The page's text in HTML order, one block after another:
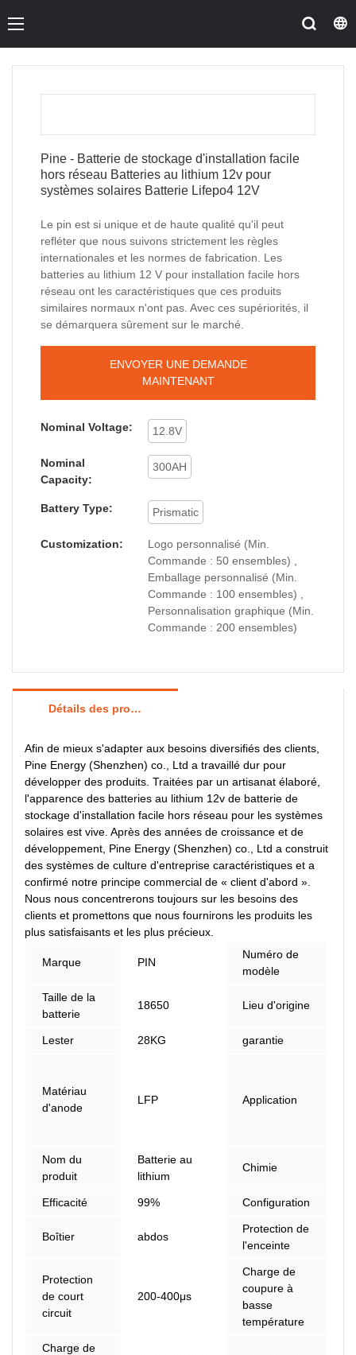
Pine - Batterie de stockage d'installation facile
hors réseau Batteries au lithium 12v pour
systèmes solaires Batterie Lifepo4 12V
Le pin est si unique et de haute qualité qu'il peut
refléter que nous suivons strictement les règles
internationales et les normes de fabrication. Les
batteries au lithium 12 V pour installation facile hors
réseau ont les caractéristiques que ces produits
similaires normaux n'ont pas. Avec ces supériorités, il
se démarquera sûrement sur le marché.
ENVOYER UNE DEMANDE
MAINTENANT
Nominal Voltage: 12.8V
Nominal
Capacity:
300AH
Battery Type: Prismatic
Customization:
Logo personnalisé (Min.
Commande : 50 ensembles) ,
Emballage personnalisé (Min.
Commande : 100 ensembles) ,
Personnalisation graphique (Min.
Commande : 200 ensembles)
Détails des produits
Afin de mieux s'adapter aux besoins diversifiés des clients,
Pine Energy (Shenzhen) co., Ltd a travaillé dur pour
développer des produits. Traitées par un artisanat élaboré,
l'apparence des batteries au lithium 12v de batterie de
stockage d'installation facile hors réseau pour les systèmes
solaires est vive. Après des années de croissance et de
développement, Pine Energy (Shenzhen) co., Ltd a construit
des systèmes de culture d'entreprise caractéristiques et a
confirmé notre principe commercial de « client d'abord ».
Nous nous concentrerons toujours sur les besoins des
clients et promettons que nous fournirons les produits les
plus satisfaisants et les plus précieux.
Marque PIN
Numéro de
modèle
Taille de la
batterie
18650 Lieu d'origine
Lester 28KG garantie
Matériau
d'anode
LFP Application
Nom du
produit
Batterie au
lithium
Chimie
Efficacité 99% Configuration
Boîtier abdos
Protection de
l'enceinte
Protection
de court
circuit
200-400μs
Charge de
coupure à
basse
température
Charge de